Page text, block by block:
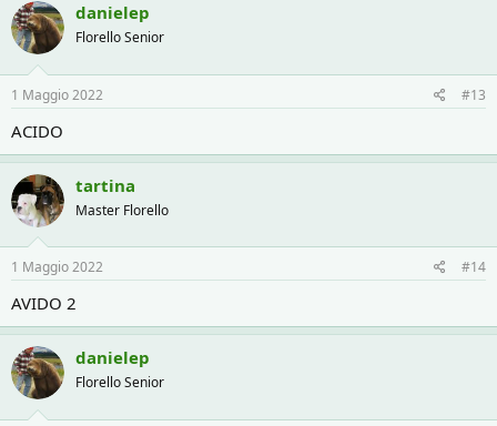
danielep
Florello Senior
1 Maggio 2022 #13
ACIDO
tartina
Master Florello
1 Maggio 2022 #14
AVIDO 2
danielep
Florello Senior